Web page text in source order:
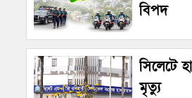
বিপদ
সিলেটে
মৃত্যু